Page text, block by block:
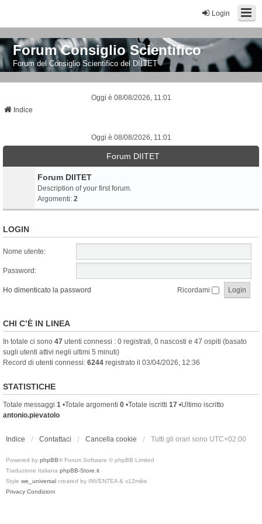
Login
Forum Consiglio Scientifico
Forum del Consiglio Scientifico del DIITET
Oggi è 08/08/2026, 11:01
Indice
Oggi è 08/08/2026, 11:01
Forum DIITET
Forum DIITET
Description of your first forum.
Argomenti: 2
LOGIN
Nome utente:
Password:
Ho dimenticato la password Ricordami
CHI C’È IN LINEA
In totale ci sono 47 utenti connessi : 0 registrati, 0 nascosti e 47 ospiti (basato
sugli utenti attivi negli ultimi 5 minuti)
Record di utenti connessi: 6244 registrato il 03/04/2026, 12:36
STATISTICHE
Totale messaggi 1 •Totale argomenti 0 •Totale iscritti 17 •Ultimo iscritto
antonio.pievatolo
Indice Contattaci Cancella cookie Tutti gli orari sono UTC+02:00
Powered by phpBB® Forum Software © phpBB Limited
Traduzione Italiana phpBB-Store.it
Style we_universal created by INVENTEA & v12mike
Privacy Condizioni